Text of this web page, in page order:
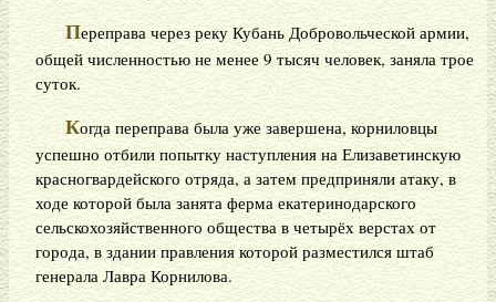
Переправа через реку Кубань Добровольческой армии,
общей численностью не менее 9 тысяч человек, заняла трое
суток.
Когда переправа была уже завершена, корниловцы
успешно отбили попытку наступления на Елизаветинскую
красногвардейского отряда, а затем предприняли атаку, в
ходе которой была занята ферма екатеринодарского
сельскохозяйственного общества в четырёх верстах от
города, в здании правления которой разместился штаб
генерала Лавра Корнилова.